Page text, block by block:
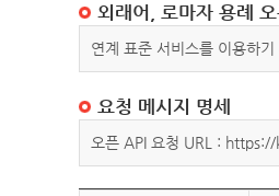
외래어, 로마자 용례
연계 표준 서비스를 이용하
요청 메시지 명세
오픈 API 요청 URL :